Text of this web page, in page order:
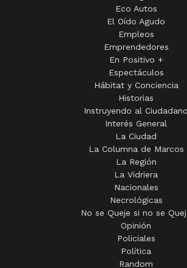
El Oído Agudo
Empleos
Emprendedores
En Positivo +
Espectáculos
Hábitat y Conciencia
Historias
Instruyendo al Ciudadano
Interés General
La Ciudad
La Columna de Marcos
La Región
La Vidriera
Nacionales
Necrológicas
No se Queje si no se Queja
Opinión
Policiales
Política
Random
Sepelios